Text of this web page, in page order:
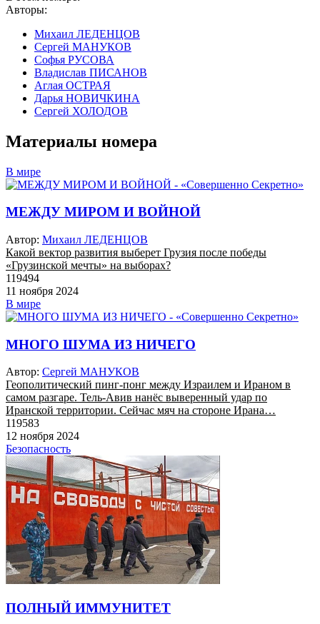
Авторы:
Михаил ЛЕДЕНЦОВ
Сергей МАНУКОВ
Софья РУСОВА
Владислав ПИСАНОВ
Аглая ОСТРАЯ
Дарья НОВИЧКИНА
Сергей ХОЛОДОВ
Материалы номера
В мире
МЕЖДУ МИРОМ И ВОЙНОЙ
Автор: Михаил ЛЕДЕНЦОВ
Какой вектор развития выберет Грузия после победы
«Грузинской мечты» на выборах?
119494
11 ноября 2024
В мире
МНОГО ШУМА ИЗ НИЧЕГО
Автор: Сергей МАНУКОВ
Геополитический пинг-понг между Израилем и Ираном в
самом разгаре. Тель-Авив нанёс выверенный удар по
Иранской территории. Сейчас мяч на стороне Ирана…
119583
12 ноября 2024
Безопасность
ПОЛНЫЙ ИММУНИТЕТ